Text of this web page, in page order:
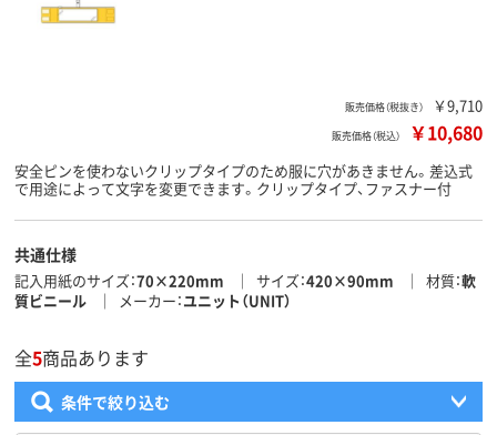
販売価格（税抜き） ￥9,710
販売価格（税込） ￥10,680
安全ピンを使わないクリップタイプのため服に穴があきません。差込式
で用途によって文字を変更できます。クリップタイプ、ファスナー付
共通仕様
記入用紙のサイズ 70×220mm サイズ 420×90mm 材質 軟
質ビニール
メーカー ユニット（UNIT）
全5商品あります
条件で絞り込む